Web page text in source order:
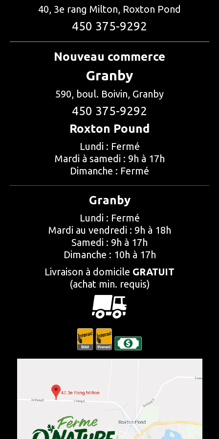
40, 3e rang Milton, Roxton Pond
450 375-9292
Nouveau commerce
Granby
590, boul. Boivin, Granby
450 375-9292
Roxton Pound
Lundi : Fermé
Mardi à samedi : 9h à 17h
Dimanche : Fermé
Granby
Lundi : Fermé
Mardi au vendredi : 9h à 18h
Samedi : 9h à 17h
Dimanche : 10h à 17h
Livraison à domicile GRATUIT
(achat min. requis)